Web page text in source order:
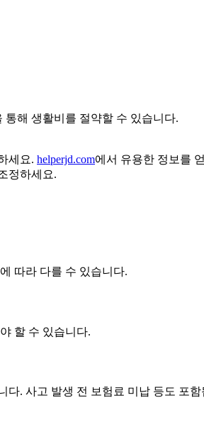
해 생활비를 절약할 수 있습니다.
세요. helperjd.com에서 유용한 정보를
정하세요.
따라 다를 수 있습니다.
할 수 있습니다.
다. 사고 발생 전 보험료 미납 등도 포함